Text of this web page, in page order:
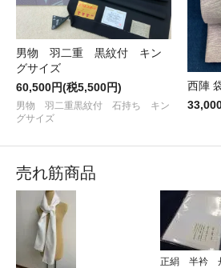
男物 羽二重 黒紋付 キン
グサイズ
60,500円(税5,500円)
男物 羽二重黒紋付 石持ち キン
グサイズ
西陣
売れ筋商品
正絹 半衿